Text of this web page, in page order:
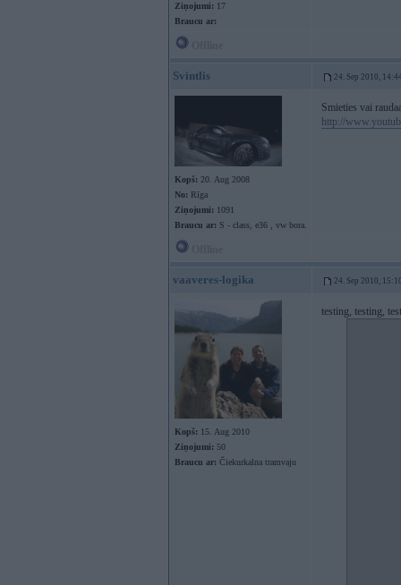
Ziņojumi: 17
Braucu ar:
Svintlis 24. Sep 2010,
Kopš: 20. Aug 2008
No: Rīga
Ziņojumi: 1091
Braucu ar: S - class, e36 , vw bora.
Smieties vai
http://
vaaveres-logika 24. Sep 2010,
Kopš: 15. Aug 2010
Ziņojumi: 50
Braucu ar: Čiekurkalna tramvaju
testing, testing,